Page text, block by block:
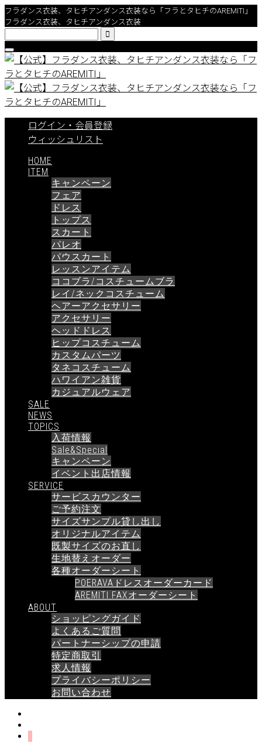
フラダンス衣装、タヒチアンダンス衣装なら「フラとタヒチのAREMITI」
フラダンス衣装、タヒチアンダンス衣装

ログイン・会員登録
ウィッシュリスト
HOME
ITEM
キャンペーン
フェア
ドレス
トップス
スカート
パレオ
パウスカート
レッスンアイテム
ココブラ/コスチュームブラ
レイ/ネックコスチューム
ヘアーアクセサリー
アクセサリー
ヘッドドレス
ヒップコスチューム
カスタムパーツ
タネコスチューム
ハワイアン雑貨
カジュアルウェア
SALE
NEWS
TOPICS
入荷情報
Sale&Special
キャンペーン
イベント出店情報
SERVICE
サービスカウンター
ご予約注文
サイズサンプル貸し出し
オリジナルアイテム
既製サイズのお直し
生地替えオーダー
各種オーダーシート
POERAVAドレスオーダーカード
AREMITI FAXオーダーシート
ABOUT
ショッピングガイド
よくあるご質問
パートナーシップの申請
特定商取引
求人情報
プライバシーポリシー
お問い合わせ